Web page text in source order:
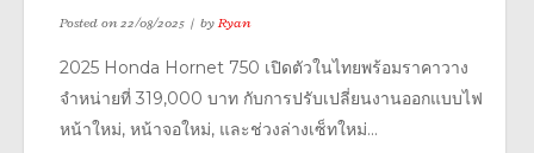
Posted on22/08/2025 byRyan
2025 Honda Hornet 750 เปิดตัวในไทยพร้อมราคาวาง
จำหน่ายที่ 319,000 บาท กับการปรับเปลี่ยนงานออกแบบไฟ
หน้าใหม่, หน้าจอใหม่, และช่วงล่างเซ็ทใหม่...